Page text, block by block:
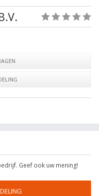
Geef ook uw mening!